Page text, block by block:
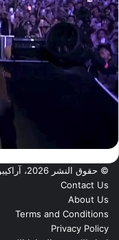
© حقوق النشر 2026، آراكيبوب | ‎arakpop جميع الحقوق محفوظة
Contact Us
About Us
Terms and Conditions
Privacy Policy